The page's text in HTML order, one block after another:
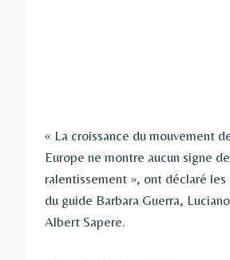
« La croissance du mouvement
Europe ne montre aucun signe de
ralentissement », ont déclaré les
du guide Barbara Guerra,
Albert Sapere.